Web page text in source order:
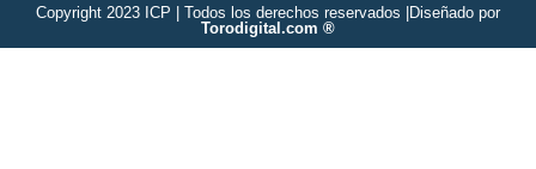
Copyright 2023 ICP | Todos los derechos reservados |
Diseñado por
Torodigital.com ®